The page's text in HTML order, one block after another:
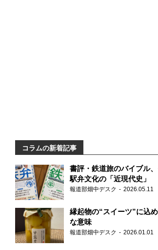
コラムの新着記事
書評・鉄道旅のバイブル
駅弁文化の「近現代史」
報道部畑中デスク 2026.05.11
縁起物の“スイーツ”に込
な意味
報道部畑中デスク 2026.01.01